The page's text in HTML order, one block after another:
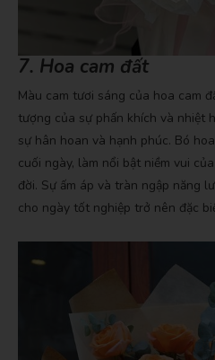
7. Hoa cam đất
Màu cam tươi sáng của hoa cam
tượng của sự phấn khích và nhiệt
sự hân hoan và hạnh phúc. Bó
cuối ngày, làm nổi bật niềm vui
đời. Sự ấm áp và tràn ngập năng
cho ngày tốt nghiệp trở nên đặc